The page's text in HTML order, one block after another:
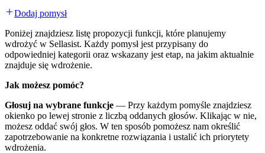
Dodaj pomysł
Poniżej znajdziesz listę propozycji funkcji, które planujemy
wdrożyć w Sellasist. Każdy pomysł jest przypisany do
odpowiedniej kategorii oraz wskazany jest etap, na jakim aktualnie
znajduje się wdrożenie.
Jak możesz pomóc?
Głosuj na wybrane funkcje — Przy każdym pomyśle znajdziesz
okienko po lewej stronie z liczbą oddanych głosów. Klikając w nie,
możesz oddać swój głos. W ten sposób pomożesz nam określić
zapotrzebowanie na konkretne rozwiązania i ustalić ich priorytety
wdrożenia.